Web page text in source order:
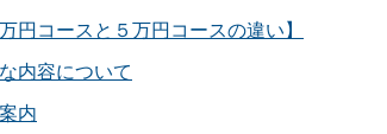
円コースと５万円コースの違い】
内容について
内